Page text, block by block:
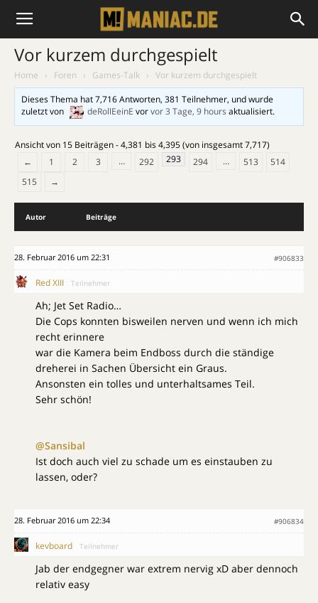
Vor kurzem durchgespielt
Home › Foren › Games-Talk › Vor kurzem durchgespielt
Dieses Thema hat 7,716 Antworten, 381 Teilnehmer, und wurde
zuletzt von
deRollEeinE vorvor 3 Tage, 9 hours aktualisiert.
Ansicht von 15 Beiträgen - 4,381 bis 4,395 (von insgesamt 7,717)
←
1 2 3 … 292 293 294 … 513
514
515
→
Autor Beiträge
28. Februar 2016 um 22:31 #906833
Red XIII Teilnehmer
Ah; Jet Set Radio…
Die Cops konnten bisweilen nerven und wenn ich mich
recht erinnere
war die Kamera beim Endboss durch die ständige
dreherei in Sachen Übersicht ein Graus.
Ansonsten ein tolles und unterhaltsames Teil.
Sehr schön!
@Sansibal
Ist doch auch viel zu schade um es einstauben zu
lassen, oder?
28. Februar 2016 um 22:34 #906834
kevboard Teilnehmer
Jab der endgegner war extrem nervig xD aber dennoch
relativ easy